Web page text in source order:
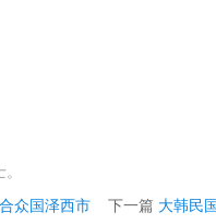
众国泽西市 下一篇 大韩民